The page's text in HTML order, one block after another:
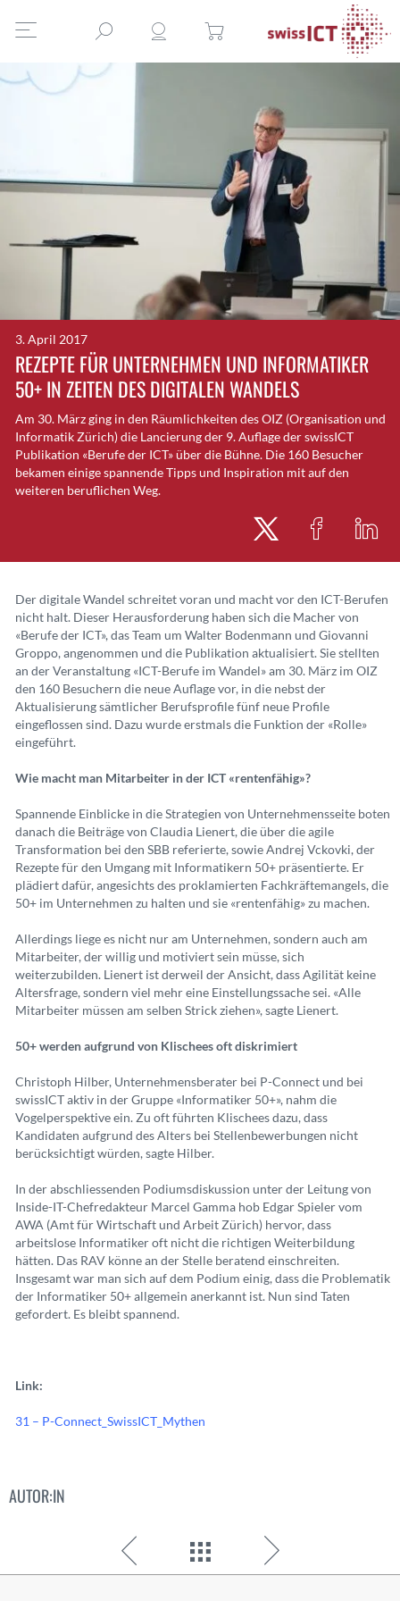
3. April 2017
REZEPTE FÜR UNTERNEHMEN UND INFORMATIKER
50+ IN ZEITEN DES DIGITALEN WANDELS
Am 30. März ging in den Räumlichkeiten des OIZ (Organisation und
Informatik Zürich) die Lancierung der 9. Auflage der swissICT
Publikation «Berufe der ICT» über die Bühne. Die 160 Besucher
bekamen einige spannende Tipps und Inspiration mit auf den
weiteren beruflichen Weg.
Der digitale Wandel schreitet voran und macht vor den ICT-Berufen
nicht halt. Dieser Herausforderung haben sich die Macher von
«Berufe der ICT», das Team um Walter Bodenmann und Giovanni
Groppo, angenommen und die Publikation aktualisiert. Sie stellten
an der Veranstaltung «ICT-Berufe im Wandel» am 30. März im OIZ
den 160 Besuchern die neue Auflage vor, in die nebst der
Aktualisierung sämtlicher Berufsprofile fünf neue Profile
eingeflossen sind. Dazu wurde erstmals die Funktion der «Rolle»
eingeführt.
Wie macht man Mitarbeiter in der ICT «rentenfähig»?
Spannende Einblicke in die Strategien von Unternehmensseite boten
danach die Beiträge von Claudia Lienert, die über die agile
Transformation bei den SBB referierte, sowie Andrej Vckovki, der
Rezepte für den Umgang mit Informatikern 50+ präsentierte. Er
plädiert dafür, angesichts des proklamierten Fachkräftemangels, die
50+ im Unternehmen zu halten und sie «rentenfähig» zu machen.
Allerdings liege es nicht nur am Unternehmen, sondern auch am
Mitarbeiter, der willig und motiviert sein müsse, sich
weiterzubilden. Lienert ist derweil der Ansicht, dass Agilität keine
Altersfrage, sondern viel mehr eine Einstellungssache sei. «Alle
Mitarbeiter müssen am selben Strick ziehen», sagte Lienert.
50+ werden aufgrund von Klischees oft diskrimiert
Christoph Hilber, Unternehmensberater bei P-Connect und bei
swissICT aktiv in der Gruppe «Informatiker 50+», nahm die
Vogelperspektive ein. Zu oft führten Klischees dazu, dass
Kandidaten aufgrund des Alters bei Stellenbewerbungen nicht
berücksichtigt würden, sagte Hilber.
In der abschliessenden Podiumsdiskussion unter der Leitung von
Inside-IT-Chefredakteur Marcel Gamma hob Edgar Spieler vom
AWA (Amt für Wirtschaft und Arbeit Zürich) hervor, dass
arbeitslose Informatiker oft nicht die richtigen Weiterbildung
hätten. Das RAV könne an der Stelle beratend einschreiten.
Insgesamt war man sich auf dem Podium einig, dass die Problematik
der Informatiker 50+ allgemein anerkannt ist. Nun sind Taten
gefordert. Es bleibt spannend.
Link:
31 – P-Connect_SwissICT_Mythen
AUTOR:IN